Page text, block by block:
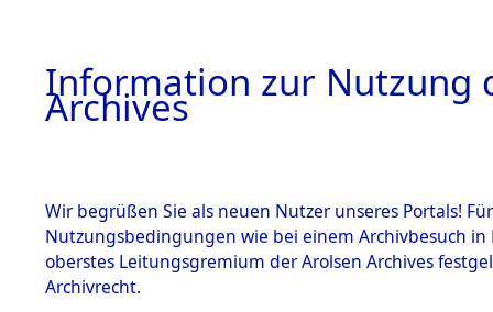
Information zur Nutzung
Archives
Wir begrüßen Sie als neuen Nutzer unseres Portals!
Nutzungsbedingungen wie bei einem Archivbesuch
oberstes Leitungsgremium der Arolsen Archives
Archivrecht.